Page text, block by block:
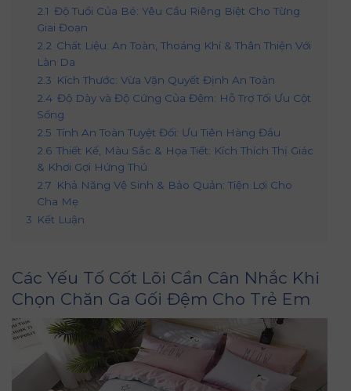
2.1 Độ Tuổi Của Bé: Yêu Cầu Riêng Biệt Cho Từng
Giai Đoạn
2.2 Chất Liệu: An Toàn, Thoáng Khí & Thân Thiện Với
Làn Da
2.3 Kích Thước: Vừa Vặn Quyết Định An Toàn
2.4 Độ Dày và Độ Cứng Của Đệm: Hỗ Trợ Tối Ưu Cột
Sống
2.5 Tính An Toàn Tuyệt Đối: Ưu Tiên Hàng Đầu
2.6 Thiết Kế, Màu Sắc & Họa Tiết: Kích Thích Thị Giác
& Khơi Gợi Hứng Thú
2.7 Khả Năng Vệ Sinh & Bảo Quản: Tiện Lợi Cho
Cha Mẹ
3 Kết Luận
Các Yếu Tố Cốt Lõi Cần Cân Nhắc Khi
Chọn Chăn Ga Gối Đệm Cho Trẻ Em